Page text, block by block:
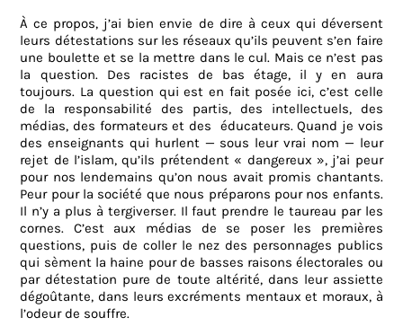
À ce propos, j’ai bien envie de dire à ceux qui déversent
leurs détestations sur les réseaux qu’ils peuvent s’en faire
une boulette et se la mettre dans le cul. Mais ce n’est pas
la question. Des racistes de bas étage, il y en aura
toujours. La question qui est en fait posée ici, c’est celle
de la responsabilité des partis, des intellectuels, des
médias, des formateurs et des
éducateurs. Quand je vois
des enseignants qui hurlent — sous leur vrai nom — leur
rejet de l’islam, qu’ils prétendent « dangereux », j’ai peur
pour nos lendemains qu’on nous avait promis chantants.
Peur pour la société que nous préparons pour nos enfants.
Il n’y a plus à tergiverser. Il faut prendre le taureau par les
cornes. C’est aux médias de se poser les premières
questions, puis de coller le nez des personnages publics
qui sèment la haine pour de basses raisons électorales ou
par détestation pure de toute altérité, dans leur assiette
dégoûtante, dans leurs excréments mentaux et moraux, à
l’odeur de souffre.